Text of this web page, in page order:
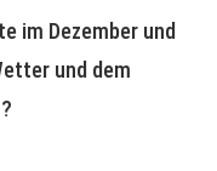
im Dezember und
und dem